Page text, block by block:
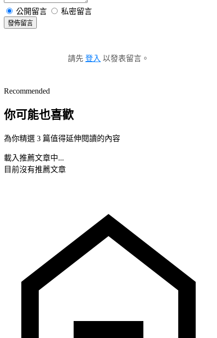
公開留言 私密留言
發佈留言
請先 登入 以發表留言。
Recommended
你可能也喜歡
為你精選 3 篇值得延伸閱讀的內容
載入推薦文章中...
目前沒有推薦文章